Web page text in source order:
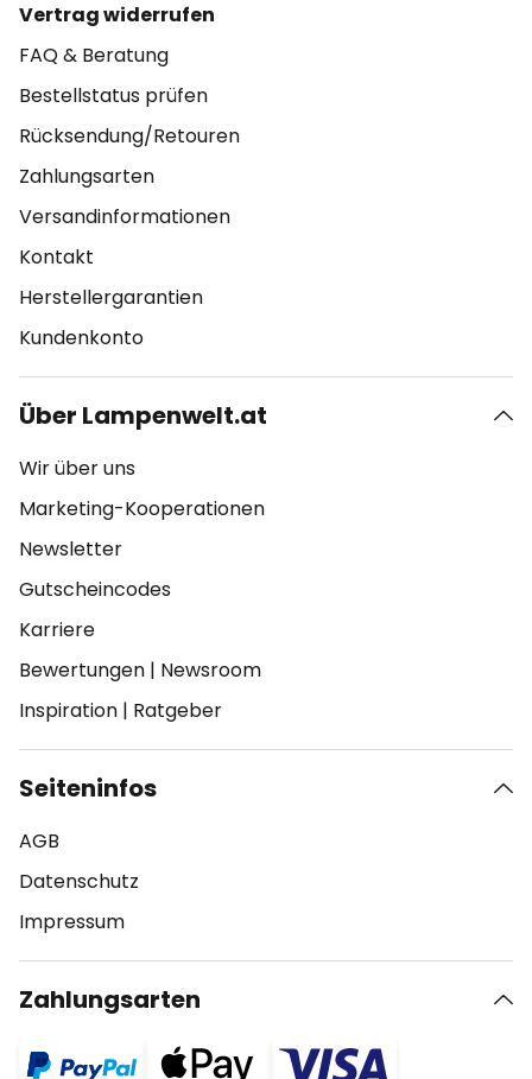
Vertrag widerrufen
FAQ & Beratung
Bestellstatus prüfen
Rücksendung/Retouren
Zahlungsarten
Versandinformationen
Kontakt
Herstellergarantien
Kundenkonto
Über Lampenwelt.at
Wir über uns
Marketing-Kooperationen
Newsletter
Gutscheincodes
Karriere
Bewertungen | Newsroom
Inspiration | Ratgeber
Seiteninfos
AGB
Datenschutz
Impressum
Zahlungsarten